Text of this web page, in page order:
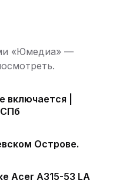
«Юмедиа» —
|
Острове.
Acer A315-53 LA